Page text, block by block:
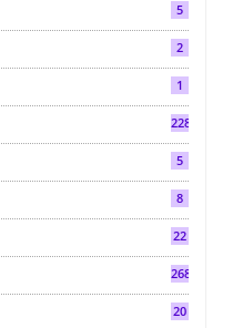
5
2
1
2286
5
8
22
268
20